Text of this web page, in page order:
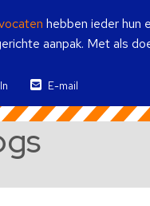
hebben ieder hun
aanpak. Met als
E-mail